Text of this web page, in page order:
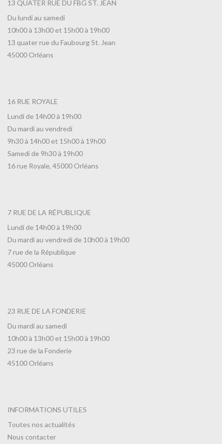
13 QUATER RUE DU FBG ST. JEAN
Du lundi au samedi
10h00 à 13h00 et 15h00 à 19h00
13 quater rue du Faubourg St. Jean
45000 Orléans
16 RUE ROYALE
Lundi de 14h00 à 19h00
Du mardi au vendredi
9h30 à 14h00 et 15h00 à 19h00
Samedi de 9h30 à 19h00
16 rue Royale, 45000 Orléans
7 RUE DE LA RÉPUBLIQUE
Lundi de 14h00 à 19h00
Du mardi au vendredi de 10h00 à 19h00
7 rue de la République
45000 Orléans
23 RUE DE LA FONDERIE
Du mardi au samedi
10h00 à 13h00 et 15h00 à 19h00
23 rue de la Fonderie
45100 Orléans
INFORMATIONS UTILES
Toutes nos actualités
Nous contacter